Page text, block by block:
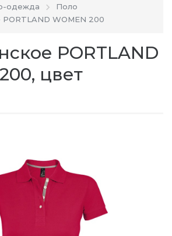
одежда
Поло
WOMEN 200
PORTLAND
цвет